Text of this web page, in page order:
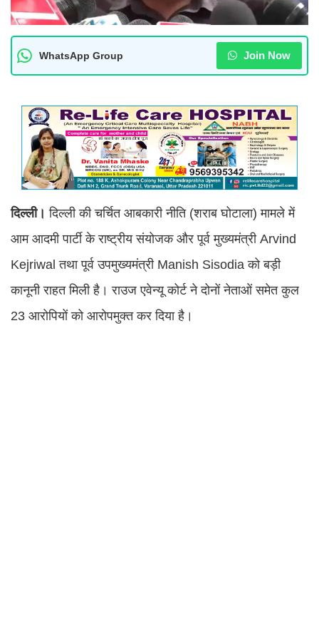
WhatsApp Group Join Now
दिल्ली। दिल्ली की चर्चित आबकारी नीति (शराब घोटाला) मामले में
आम आदमी पार्टी के राष्ट्रीय संयोजक और पूर्व मुख्यमंत्री Arvind
Kejriwal तथा पूर्व उपमुख्यमंत्री Manish Sisodia को बड़ी
कानूनी राहत मिली है। राउज एवेन्यू कोर्ट ने दोनों नेताओं समेत कुल
23 आरोपियों को आरोपमुक्त कर दिया है।